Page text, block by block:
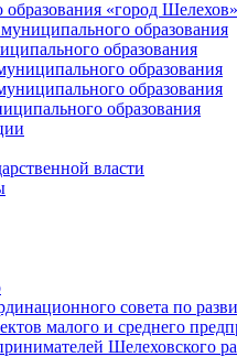
«город Шелехов»
образования
образования
образования
образования
образования
власти
совета по
малого и среднего
Шелеховского